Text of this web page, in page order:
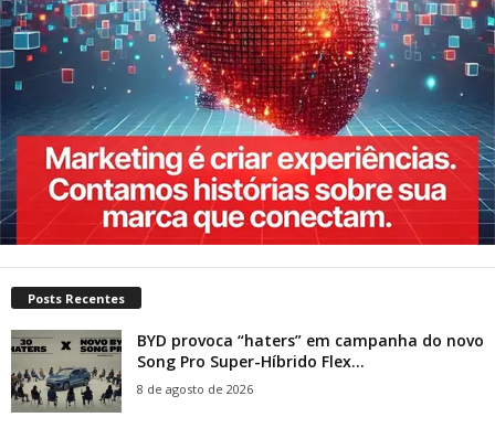
Posts Recentes
BYD provoca “haters” em campanha do novo
Song Pro Super-Híbrido Flex...
8 de agosto de 2026